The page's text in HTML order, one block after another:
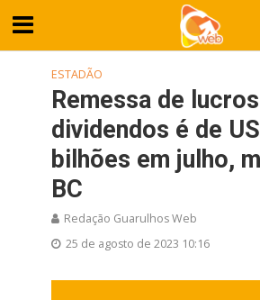
ESTADÃO
Remessa de
dividendos é de
bilhões em julho,
BC
Redação Guarulhos Web
25 de agosto de 2023 10:16